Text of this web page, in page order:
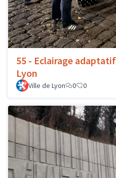
55 - Eclairage
Lyon
Ville de Lyon 0 0